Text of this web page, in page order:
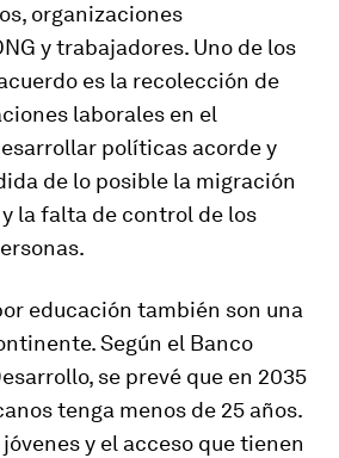
organizaciones
y trabajadores. Uno de los
es la recolección de
laborales en el
políticas acorde y
de lo posible la migración
la falta de control de los
educación también son una
Según el Banco
se prevé que en 2035
tenga menos de 25 años.
y el acceso que tienen